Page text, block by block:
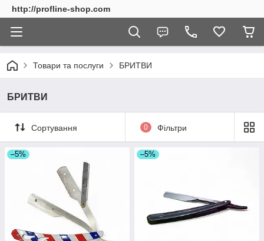
http://profline-shop.com
Товари та послуги БРИТВИ
БРИТВИ
Сортування 0 Фільтри
–5% –5%